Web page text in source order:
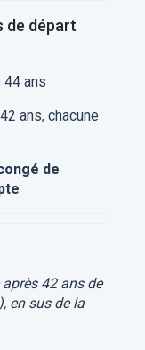
de départ
44 ans
ans, chacune
de
42 ans de
en sus de la